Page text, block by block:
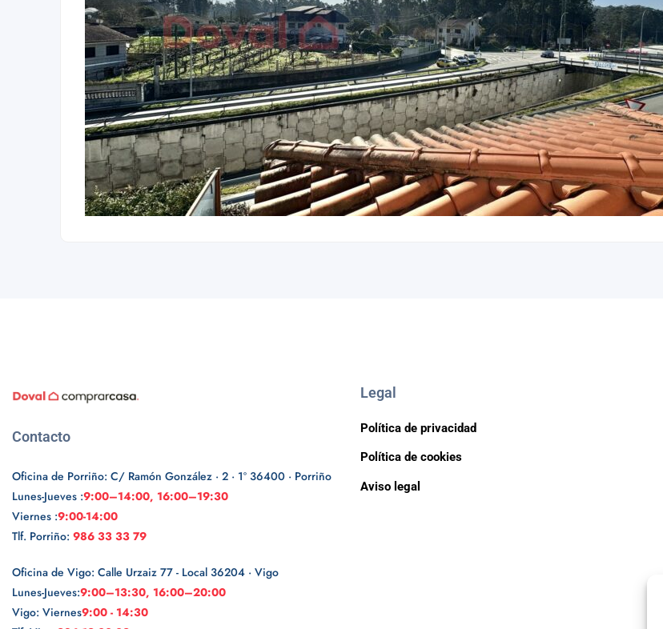
Contacto
Oficina de Porriño: C/ Ramón González · 2 · 1º 36400 · Porriño
Lunes-Jueves :9:00–14:00, 16:00–19:30
Viernes :9:00-14:00
Tlf. Porriño: 986 33 33 79
Oficina de Vigo: Calle Urzaiz 77 - Local 36204 · Vigo
Lunes-Jueves:9:00–13:30, 16:00–20:00
Vigo: Viernes9:00 - 14:30
Legal
Política de privacidad
Política de cookies
Aviso legal